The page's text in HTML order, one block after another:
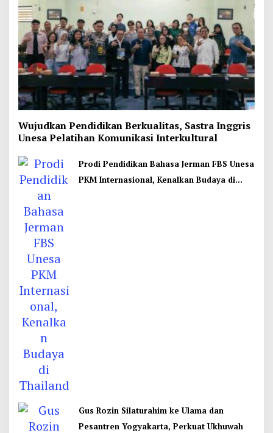
Wujudkan Pendidikan Berkualitas, Sastra Inggris
Unesa Pelatihan Komunikasi Interkultural
Prodi Pendidikan Bahasa Jerman FBS Unesa
PKM Internasional, Kenalkan Budaya di
Gus Rozin Silaturahim ke Ulama dan
Pesantren Yogyakarta, Perkuat Ukhuwah